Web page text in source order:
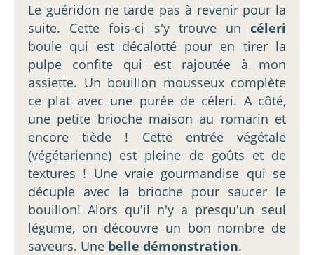
Le guéridon ne tarde pas à revenir pour la
suite. Cette fois-ci s'y trouve un céleri
boule qui est décalotté pour en tirer la
pulpe confite qui est rajoutée à mon
assiette. Un bouillon mousseux complète
ce plat avec une purée de céleri. A côté,
une petite brioche maison au romarin et
encore tiède ! Cette entrée végétale
(végétarienne) est pleine de goûts et de
textures ! Une vraie gourmandise qui se
décuple avec la brioche pour saucer le
bouillon! Alors qu'il n'y a presqu'un seul
légume, on découvre un bon nombre de
saveurs. Une belle démonstration.